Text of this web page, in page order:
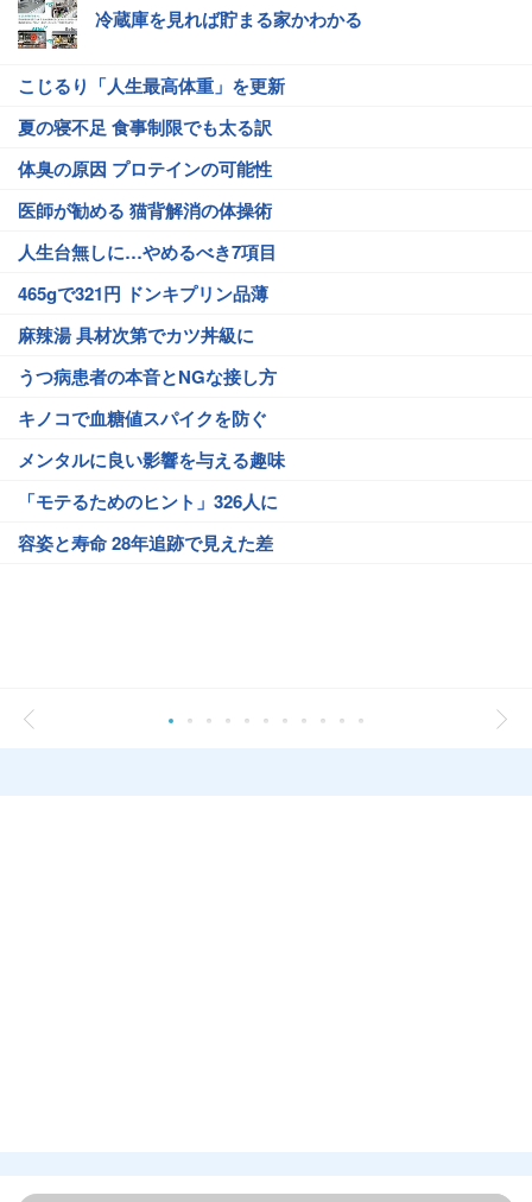
冷蔵庫を見れば貯まる家かわかる
こじるり「人生最高体重」を更新
夏の寝不足 食事制限でも太る訳
体臭の原因 プロテインの可能性
医師が勧める 猫背解消の体操術
人生台無しに…やめるべき7項目
465gで321円 ドンキプリン品薄
麻辣湯 具材次第でカツ丼級に
うつ病患者の本音とNGな接し方
キノコで血糖値スパイクを防ぐ
メンタルに良い影響を与える趣味
「モテるためのヒント」326人に
容姿と寿命 28年追跡で見えた差